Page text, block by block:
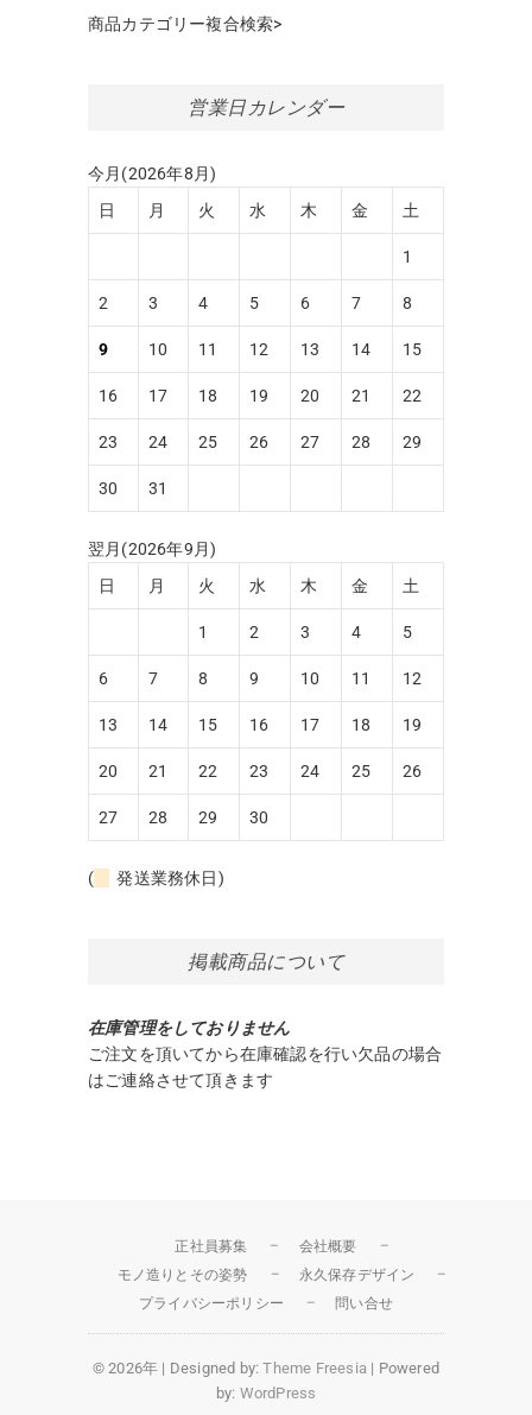
商品カテゴリー複合検索>
営業日カレンダー
今月(2026年8月)
日
月 火 水 木 金 土
1
2 3 4 5 6 7 8
9 10 11 12 13 14 15
16 17 18 19 20 21 22
23 24 25 26 27 28 29
30 31
翌月(2026年9月)
日
月 火 水 木 金 土
1 2 3 4 5
6 7 8 9 10 11 12
13 14 15 16 17 18 19
20 21 22 23 24 25 26
27 28 29 30
( 発送業務休日)
掲載商品について
在庫管理をしておりません
ご注文を頂いてから在庫確認を行い欠品の場合
はご連絡させて頂きます
正社員募集
会社概要
モノ造りとその姿勢
永久保存デザイン
プライバシーポリシー
問い合せ
© 2026年 | Designed by:Theme Freesia | Powered
by: WordPress